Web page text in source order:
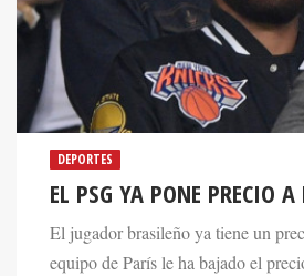
DEPORTES
EL PSG YA PONE PRECIO
El jugador brasileño ya tiene un
equipo de París le ha bajado el